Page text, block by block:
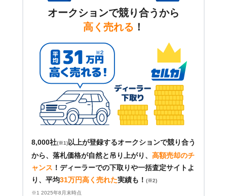
オークションで競り合うから
高く売れる ！
8,000社(※1) 以上が登録するオークションで競り合う
から、落札価格が自然と吊り上がり、 高額売却のチ
ャンス ！ ディーラーでの下取りや一括査定サイトよ
り、平均31万円高く売れた実績も！ (※2)
※1 2025年8月末時点